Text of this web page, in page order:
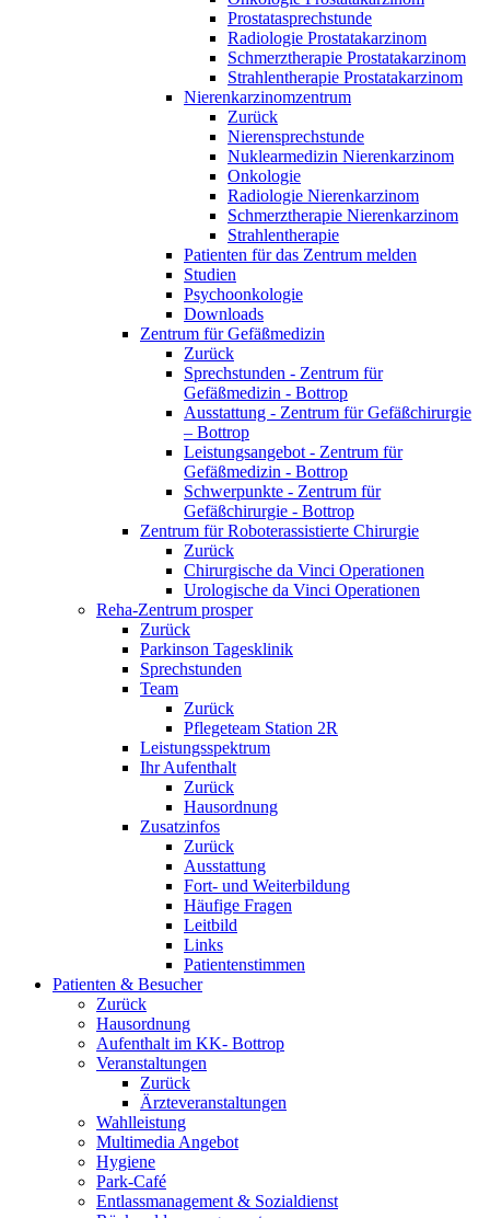
Prostatasprechstunde
Radiologie Prostatakarzinom
Schmerztherapie Prostatakarzinom
Strahlentherapie Prostatakarzinom
Nierenkarzinomzentrum
Zurück
Nierensprechstunde
Nuklearmedizin Nierenkarzinom
Onkologie
Radiologie Nierenkarzinom
Schmerztherapie Nierenkarzinom
Strahlentherapie
Patienten für das Zentrum melden
Studien
Psychoonkologie
Downloads
Zentrum für Gefäßmedizin
Zurück
Sprechstunden - Zentrum für
Gefäßmedizin - Bottrop
Ausstattung - Zentrum für Gefäßchirurgie
– Bottrop
Leistungsangebot - Zentrum für
Gefäßmedizin - Bottrop
Schwerpunkte - Zentrum für
Gefäßchirurgie - Bottrop
Zentrum für Roboterassistierte Chirurgie
Zurück
Chirurgische da Vinci Operationen
Urologische da Vinci Operationen
Reha-Zentrum prosper
Zurück
Parkinson Tagesklinik
Sprechstunden
Team
Zurück
Pflegeteam Station 2R
Leistungsspektrum
Ihr Aufenthalt
Zurück
Hausordnung
Zusatzinfos
Zurück
Ausstattung
Fort- und Weiterbildung
Häufige Fragen
Leitbild
Links
Patientenstimmen
Patienten & Besucher
Zurück
Hausordnung
Aufenthalt im KK- Bottrop
Veranstaltungen
Zurück
Ärzteveranstaltungen
Wahlleistung
Multimedia Angebot
Hygiene
Park-Café
Entlassmanagement & Sozialdienst